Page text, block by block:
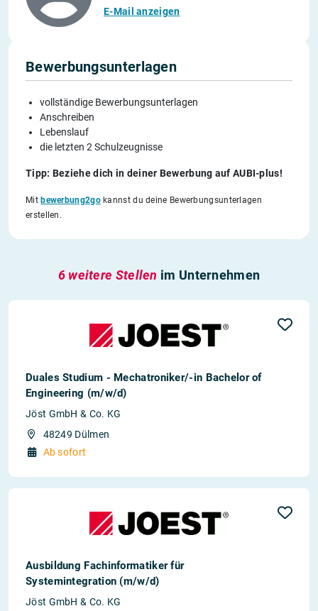
E-Mail anzeigen
Bewerbungsunterlagen
vollständige Bewerbungsunterlagen
Anschreiben
Lebenslauf
die letzten 2 Schulzeugnisse
Tipp: Beziehe dich in deiner Bewerbung auf AUBI-plus!
Mit bewerbung2gokannst du deine Bewerbungsunterlagen
erstellen.
6 weitere Stellen im Unternehmen
Duales Studium - Mechatroniker/-in Bachelor of
Engineering (m/w/d)
Jöst GmbH & Co. KG
48249 Dülmen
Ab sofort
Ausbildung Fachinformatiker für
Systemintegration (m/w/d)
Jöst GmbH & Co. KG